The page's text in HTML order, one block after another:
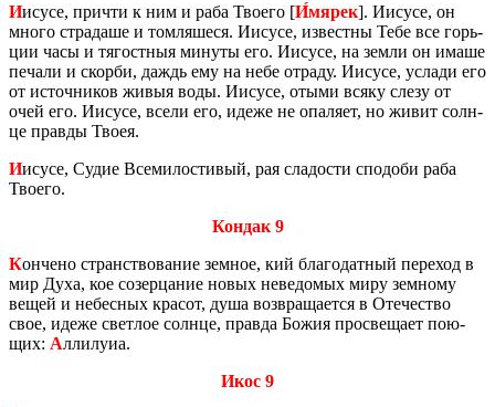
Иисусе, при­чти к ним и раба Тво­е­го [И́мярек]. Иису­се, он
много стра­да­ше и том­ля­ше­ся. Иису­се, из­вест­ны Тебе все горь­
ции часы и тя­гост­ныя ми­ну­ты его. Иису­се, на земли он имаше
пе­ча­ли и скор­би, даждь ему на небе от­ра­ду. Иису­се, усла­ди его
от ис­точ­ни­ков живыя воды. Иису­се, отыми всяку слезу от
очей его. Иису­се, всели его, идеже не опа­ля­ет, но живит солн­
це прав­ды Твоея.
Иисусе, Судие Все­ми­ло­сти­вый, рая сла­до­сти спо­до­би раба
Тво­е­го.
Кондак 9
Кон­че­но стран­ство­ва­ние зем­ное, кий бла­го­дат­ный пе­ре­ход в
мир Духа, кое со­зер­ца­ние новых неве­до­мых миру зем­но­му
вещей и небес­ных кра­сот, душа воз­вра­ща­ет­ся в Оте­че­ство
свое, идеже свет­лое солн­це, прав­да Божия про­све­ща­ет по­ю­
щих: Алли­лу­иа.
Икос 9